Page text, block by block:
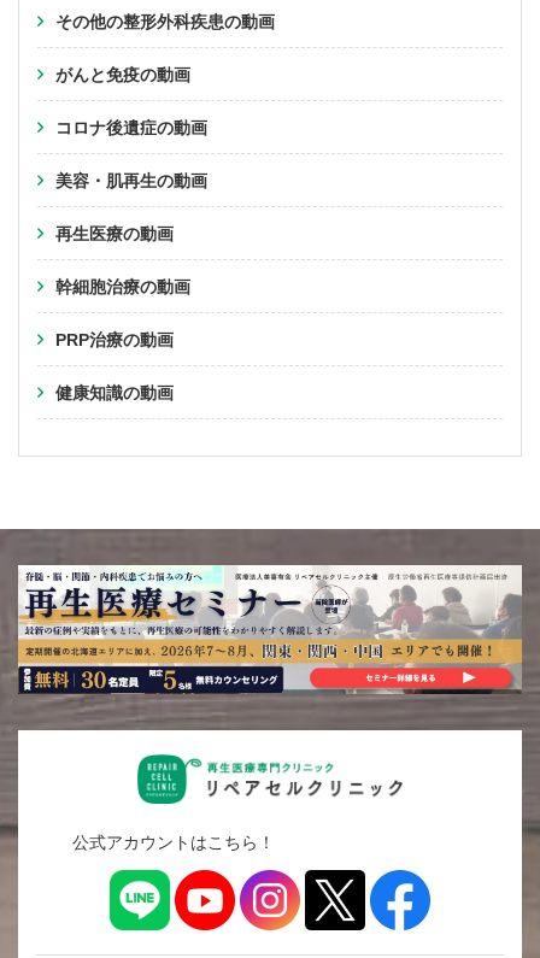
その他の整形外科疾患の動画
がんと免疫の動画
コロナ後遺症の動画
美容・肌再生の動画
再生医療の動画
幹細胞治療の動画
PRP治療の動画
健康知識の動画
公式アカウントはこちら！